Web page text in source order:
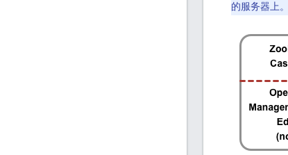
的服务器上